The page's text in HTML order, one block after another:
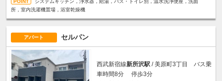
システムキッチン，浄水器，給湯，バス・トイレ別，温水洗浄便座，洗面
所，室内洗濯機置場，浴室乾燥機
アパート セルパン
西武新宿線新所沢駅 / 美原町3丁目 バス乗
車時間8分 停歩3分